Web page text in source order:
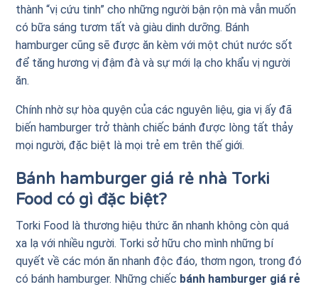
thành “vị cứu tinh” cho những người bận rộn mà vẫn muốn
có bữa sáng tươm tất và giàu dinh dưỡng. Bánh
hamburger cũng sẽ được ăn kèm với một chút nước sốt
để tăng hương vị đậm đà và sự mới lạ cho khẩu vị người
ăn.
Chính nhờ sự hòa quyện của các nguyên liệu, gia vị ấy đã
biến hamburger trở thành chiếc bánh được lòng tất thảy
mọi người, đặc biệt là mọi trẻ em trên thế giới.
Bánh hamburger giá rẻ nhà Torki
Food có gì đặc biệt?
Torki Food là thương hiệu thức ăn nhanh không còn quá
xa lạ với nhiều người. Torki sở hữu cho mình những bí
quyết về các món ăn nhanh độc đáo, thơm ngon, trong đó
có bánh hamburger. Những chiếc bánh hamburger giá rẻ